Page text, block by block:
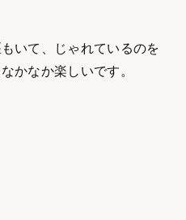
いて、じゃれているのを
かなか楽しいです。